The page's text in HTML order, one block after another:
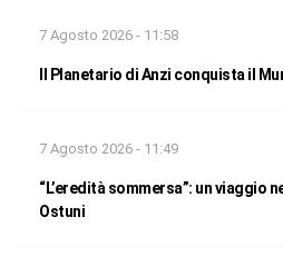
7 Agosto 2026 - 11:58
Il Planetario di Anzi conquista il
7 Agosto 2026 - 11:49
“L’eredità sommersa”: un viaggio
Ostuni